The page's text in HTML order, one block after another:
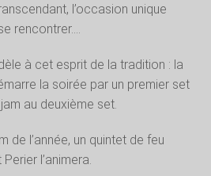
l’occasion unique
rencontrer….
à cet esprit de la tradition : la
la soirée par un premier set
au deuxième set.
de l’année, un quintet de feu
l’animera.